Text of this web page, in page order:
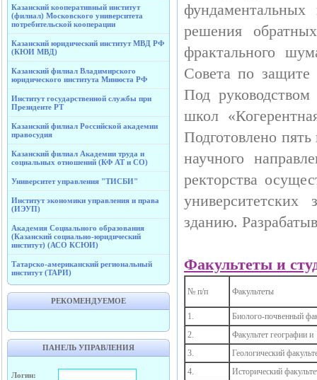
Казанский кооперативный институт
(филиал) Московского университета
потребительской кооперации
Казанский юридический институт МВД РФ
(КЮИ МВД)
Казанский филиал Владимирского
юридического института Минюста РФ
Институт государственной службы при
Президенте РТ
Казанский филиал Российской академии
правосудия
Казанский филиал Академии труда и
социальных отношений (КФ АТ и СО)
Университет управления "ТИСБИ"
Институт экономики управления и права
(ИЭУП)
Академия Социального образования
(Казанский социально-юридический
институт) (АСО КСЮИ)
Татарско-американский региональный
институт (ТАРИ)
РЕКОМЕНДУЕМОЕ
ПАНЕЛЬ УПРАВЛЕНИЯ
Логин:
решения
фрактального
Совета по защите
Под
школ
Подготовлено
научного
ректорства
зданию.
Факультеты и
№ п/п Факультеты
1.
Биолого-почвенный
2.
Факультет
3.
Геологический
4.
Исторический